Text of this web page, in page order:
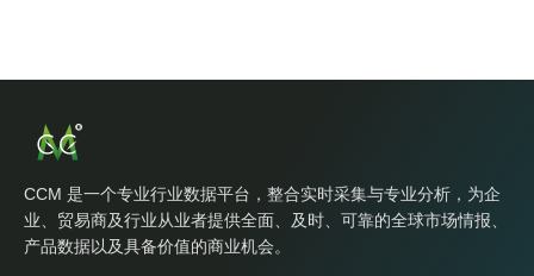
CCM 是一个专业行业数据平台，整合实时采集与专业分析，为企
业、贸易商及行业从业者提供全面、及时、可靠的全球市场情报、
产品数据以及具备价值的商业机会。